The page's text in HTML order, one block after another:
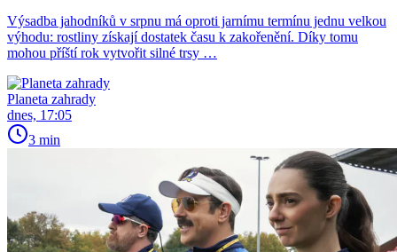
Výsadba jahodníků v srpnu má oproti jarnímu termínu jednu velkou
výhodu: rostliny získají dostatek času k zakořenění. Díky tomu
mohou příští rok vytvořit silné trsy …
Planeta zahrady
dnes, 17:05
3 min